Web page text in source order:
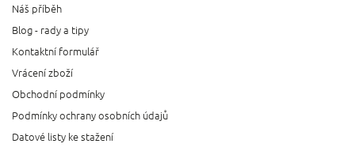
Náš příběh
Blog - rady a tipy
Kontaktní formulář
Vrácení zboží
Obchodní podmínky
Podmínky ochrany osobních údajů
Datové listy ke stažení